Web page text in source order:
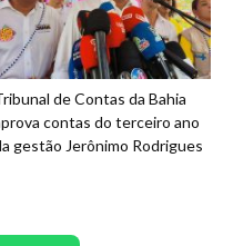
de Contas da Bahia
contas do terceiro ano
gestão Jerônimo Rodrigues